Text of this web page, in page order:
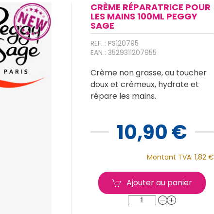
CRÈME RÉPARATRICE POUR
LES MAINS 100ML PEGGY
SAGE
REF. : PS120795
EAN : 3529311207955
Crème non grasse, au toucher
doux et crémeux, hydrate et
répare les mains.
10,90 €
Montant TVA: 1,82 €
Ajouter au panier